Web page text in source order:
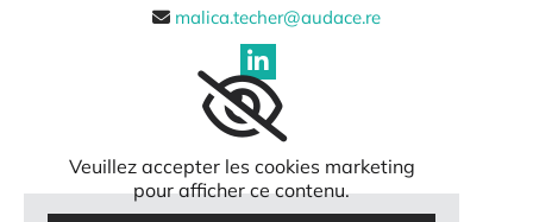
 malica.techer@audace.re
Veuillez accepter les cookies marketing
pour afficher ce contenu.